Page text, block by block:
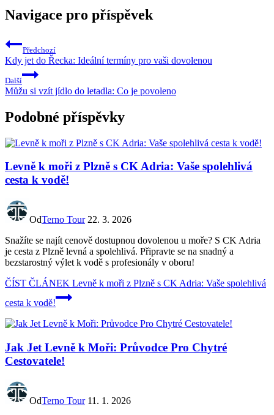
Navigace pro příspěvek
Předchozí
Kdy jet do Řecka: Ideální termíny pro vaši dovolenou
Další
Můžu si vzít jídlo do letadla: Co je povoleno
Podobné příspěvky
Levně k moři z Plzně s CK Adria: Vaše spolehlivá
cesta k vodě!
OdTerno Tour 22. 3. 2026
Snažíte se najít cenově dostupnou dovolenou u moře? S CK Adria
je cesta z Plzně levná a spolehlivá. Připravte se na snadný a
bezstarostný výlet k vodě s profesionály v oboru!
ČÍST ČLÁNEK Levně k moři z Plzně s CK Adria: Vaše spolehlivá
cesta k vodě!
Jak Jet Levně k Moři: Průvodce Pro Chytré
Cestovatele!
OdTerno Tour 11. 1. 2026